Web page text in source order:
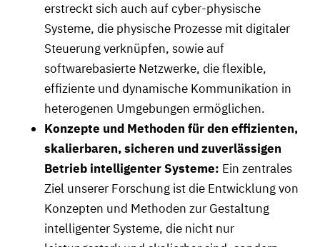
erstreckt sich auch auf cyber-physische
Systeme, die physische Prozesse mit digitaler
Steuerung verknüpfen, sowie auf
softwarebasierte Netzwerke, die flexible,
effiziente und dynamische Kommunikation in
heterogenen Umgebungen ermöglichen.
Konzepte und Methoden für den effizienten,
skalierbaren, sicheren und zuverlässigen
Betrieb intelligenter Systeme: Ein zentrales
Ziel unserer Forschung ist die Entwicklung von
Konzepten und Methoden zur Gestaltung
intelligenter Systeme, die nicht nur